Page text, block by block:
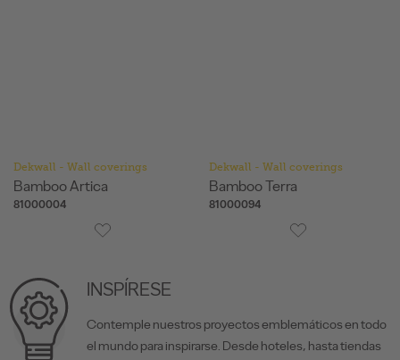
Dekwall - Wall coverings
Bamboo Artica
81000004
Dekwall - Wall coverings
Bamboo Terra
81000094
INSPÍRESE
Contemple nuestros proyectos emblemáticos en todo
el mundo para inspirarse. Desde hoteles, hasta tiendas